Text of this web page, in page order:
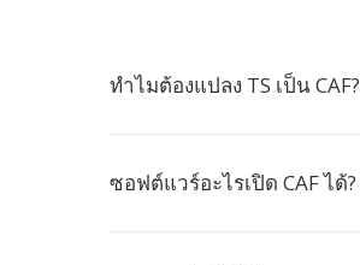
ทำไมต้องแปลง TS เป็น CAF?
ซอฟต์แวร์อะไรเปิด CAF ได้?